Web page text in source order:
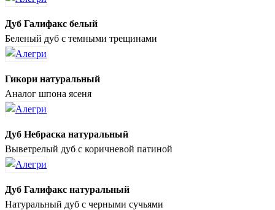
Дуб Галифакс белый
Беленый дуб с темными трещинами
Гикори натуральный
Аналог шпона ясеня
Дуб Небраска натуральный
Выветрелый дуб с коричневой патиной
Дуб Галифакс натуральный
Натуральный дуб с черными сучьями